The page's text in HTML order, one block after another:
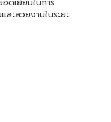
ดเยี่ยมในการ
ะสวยงามในระยะ